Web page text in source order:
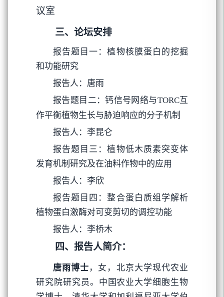
议室
三、论坛安排
报告题目一：植物核膜蛋白的挖掘
和功能研究
报告人：唐雨
报告题目二：钙信号网络与TORC互
作平衡植物生长与胁迫响应的分子机制
报告人：李昆仑
报告题目三：植物低木质素突变体
发育机制研究及在油料作物中的应用
报告人：李欣
报告题目四：整合蛋白质组学解析
植物蛋白激酶对可变剪切的调控功能
报告人：李桥木
四、报告人简介：
唐雨博士，女，北京大学现代农业
研究院研究员。中国农业大学细胞生物